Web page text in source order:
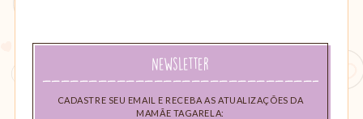
Newsletter
CADASTRE SEU EMAIL E RECEBA AS ATUALIZAÇÕES DA
MAMÃE TAGARELA: